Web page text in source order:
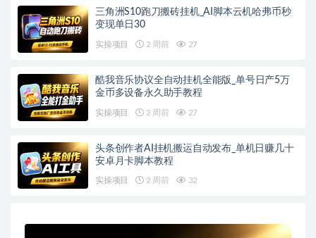
三角洲S10跑刀搬砖挂机_AI脚本云机哈弗币秒
变现单日30
实操项目 2 周前 27
酷我音乐协议全自动挂机全能版_单号日产5万
金币多设备永久助手教程
实操项目 2 周前 27
头条创作者AI挂机搬运自动发布_单机日赚几十
安卓月卡脚本教程
实操项目 2 周前 32